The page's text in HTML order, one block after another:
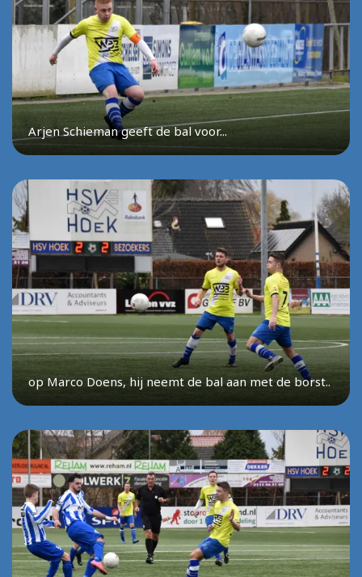
Arjen Schieman geeft de bal voor...
op Marco Doens, hij neemt de bal aan met de borst..